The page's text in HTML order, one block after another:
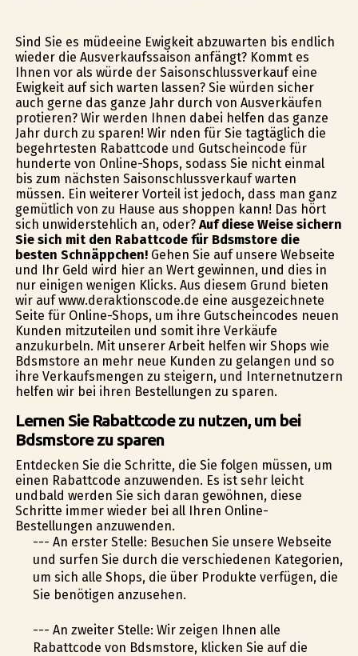
Sind Sie es müdeeine Ewigkeit abzuwarten bis endlich
wieder die Ausverkaufssaison anfängt? Kommt es
Ihnen vor als würde der Saisonschlussverkauf eine
Ewigkeit auf sich warten lassen? Sie würden sicher
auch gerne das ganze Jahr durch von Ausverkäufen
profitieren? Wir werden Ihnen dabei helfen das ganze
Jahr durch zu sparen! Wir finden für Sie tagtäglich die
begehrtesten Rabattcode und Gutscheincode für
hunderte von Online-Shops, sodass Sie nicht einmal
bis zum nächsten Saisonschlussverkauf warten
müssen. Ein weiterer Vorteil ist jedoch, dass man ganz
gemütlich von zu Hause aus shoppen kann! Das hört
sich unwiderstehlich an, oder? Auf diese Weise sichern
Sie sich mit den Rabattcode für Bdsmstore die
besten Schnäppchen!Gehen Sie auf unsere Webseite
und Ihr Geld wird hier an Wert gewinnen, und dies in
nur einigen wenigen Klicks. Aus diesem Grund bieten
wir auf www.deraktionscode.de eine ausgezeichnete
Seite für Online-Shops, um ihre Gutscheincodes neuen
Kunden mitzuteilen und somit ihre Verkäufe
anzukurbeln. Mit unserer Arbeit helfen wir Shops wie
Bdsmstore an mehr neue Kunden zu gelangen und so
ihre Verkaufsmengen zu steigern, und Internetnutzern
helfen wir bei ihren Bestellungen zu sparen.
Lernen Sie Rabattcode zu nutzen, um bei
Bdsmstore zu sparen
Entdecken Sie die Schritte, die Sie folgen müssen, um
einen Rabattcode anzuwenden. Es ist sehr leicht
undbald werden Sie sich daran gewöhnen, diese
Schritte immer wieder bei all Ihren Online-
Bestellungen anzuwenden.
--- An erster Stelle: Besuchen Sie unsere Webseite
und surfen Sie durch die verschiedenen Kategorien,
um sich alle Shops, die über Produkte verfügen, die
Sie benötigen anzusehen.
--- An zweiter Stelle: Wir zeigen Ihnen alle
Rabattcode von Bdsmstore, klicken Sie auf die